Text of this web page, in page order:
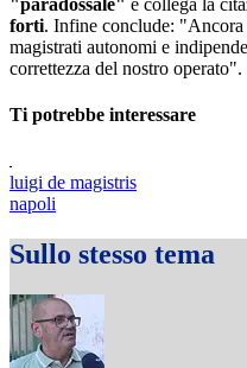
"paradossale" e collega la
forti. Infine conclude: "Ancora
magistrati autonomi e
correttezza del nostro operato".
Ti potrebbe interessare
luigi de magistris
napoli
Sullo stesso tema